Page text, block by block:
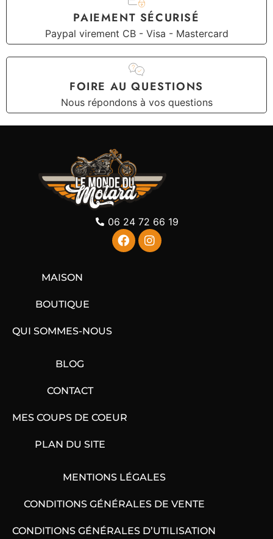
PAIEMENT SÉCURISÉ
Paypal virement CB - Visa - Mastercard
FOIRE AU QUESTIONS
Nous répondons à vos questions
06 24 72 66 19
MAISON
BOUTIQUE
QUI SOMMES-NOUS
BLOG
CONTACT
MES COUPS DE COEUR
PLAN DU SITE
MENTIONS LÉGALES
CONDITIONS GÉNÉRALES DE VENTE
CONDITIONS GÉNÉRALES D’UTILISATION